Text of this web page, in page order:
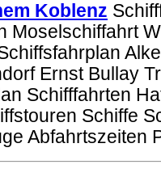
Koblenz
Moselschiffahrt
Ernst Bullay
Schifffahrten
Schiffe
Abfahrtszeiten